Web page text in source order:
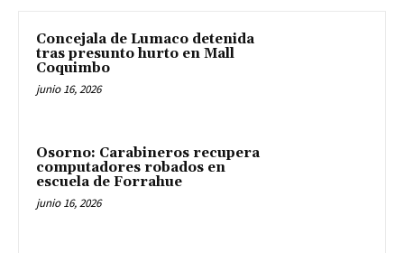
Concejala de Lumaco detenida
tras presunto hurto en Mall
Coquimbo
junio 16, 2026
Osorno: Carabineros recupera
computadores robados en
escuela de Forrahue
junio 16, 2026